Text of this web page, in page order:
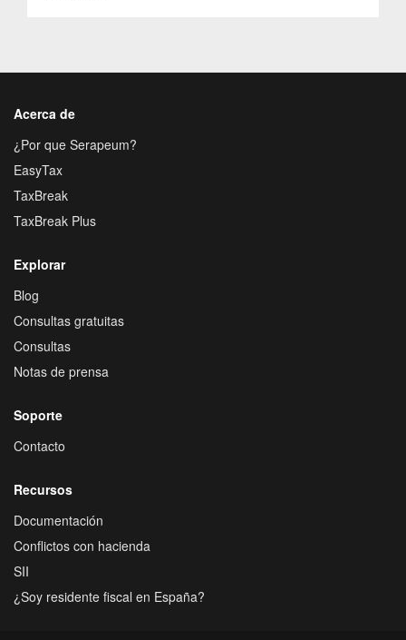
Acerca de
¿Por que Serapeum?
EasyTax
TaxBreak
TaxBreak Plus
Explorar
Blog
Consultas gratuitas
Consultas
Notas de prensa
Soporte
Contacto
Recursos
Documentación
Conflictos con hacienda
SII
¿Soy residente fiscal en España?